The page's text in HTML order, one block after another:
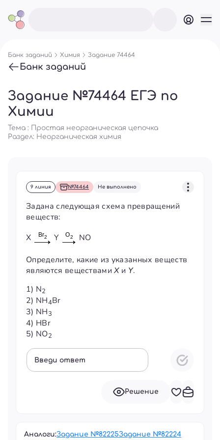
Банк заданий Химия Задание 74464
Банк заданий
Задание №74464 ЕГЭ по
Химии
Тема : Простая неорганическая цепочка
Раздел: Неорганическая химия
9 линия №74464 Не выполнено
Задана следующая схема превращений
веществ:
X
Y NO
Определите, какие из указанных веществ
являются веществамиХи Y.
1) N2
2) NH4Br
3) NH3
4) HBr
5) NO2
Введи ответ
Решение
Аналоги:Задание №82225Задание №82224